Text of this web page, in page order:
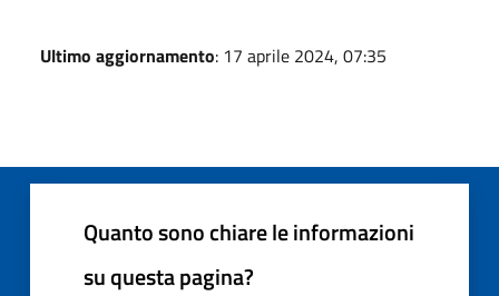
Ultimo aggiornamento: 17 aprile 2024, 07:35
Quanto sono chiare le informazioni
su questa pagina?